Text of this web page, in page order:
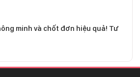
minh và chốt đơn hiệu quả! Tư